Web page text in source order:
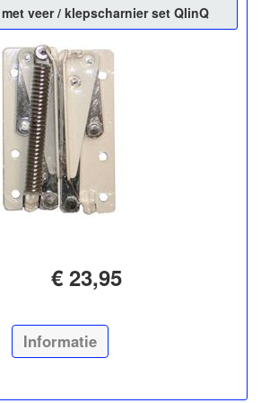
veer / klepscharnier set QlinQ
€ 23,95
Informatie